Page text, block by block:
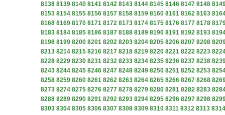
8138 8139 8140 8141 8142 8143 8144 8145 8146 8147 8148
8153 8154 8155 8156 8157 8158 8159 8160 8161 8162 8163
8168 8169 8170 8171 8172 8173 8174 8175 8176 8177 8178
8183 8184 8185 8186 8187 8188 8189 8190 8191 8192 8193
8198 8199 8200 8201 8202 8203 8204 8205 8206 8207 8208
8213 8214 8215 8216 8217 8218 8219 8220 8221 8222 8223
8228 8229 8230 8231 8232 8233 8234 8235 8236 8237 8238
8243 8244 8245 8246 8247 8248 8249 8250 8251 8252 8253
8258 8259 8260 8261 8262 8263 8264 8265 8266 8267 8268
8273 8274 8275 8276 8277 8278 8279 8280 8281 8282 8283
8288 8289 8290 8291 8292 8293 8294 8295 8296 8297 8298
8303 8304 8305 8306 8307 8308 8309 8310 8311 8312 8313 8314